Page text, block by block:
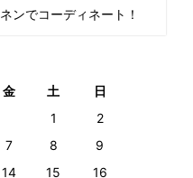
ネンでコーディネート！
金 土 日
1
2
7 8
9
14 15
16